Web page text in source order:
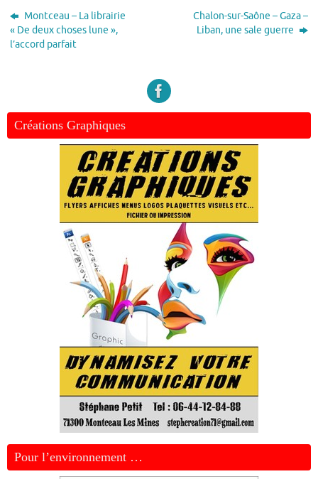
Montceau – La librairie
« De deux choses lune »,
l’accord parfait
Chalon-sur-Saône – Gaza –
Liban, une sale guerre
Créations Graphiques
Pour l’environnement …